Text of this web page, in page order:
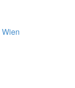
Wien